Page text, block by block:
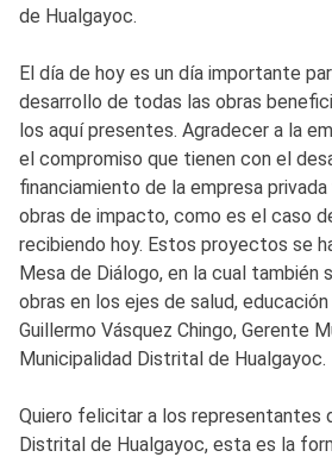
de Hualgayoc.
El día de hoy es un día importante
desarrollo de todas las obras
los aquí presentes. Agradecer a la
el compromiso que tienen con el
financiamiento de la empresa
obras de impacto, como es el caso
recibiendo hoy. Estos proyectos se
Mesa de Diálogo, en la cual también
obras en los ejes de salud,
Guillermo Vásquez Chingo, Gerente
Municipalidad Distrital de Hualgayoc.
Quiero felicitar a los representantes
Distrital de Hualgayoc, esta es la